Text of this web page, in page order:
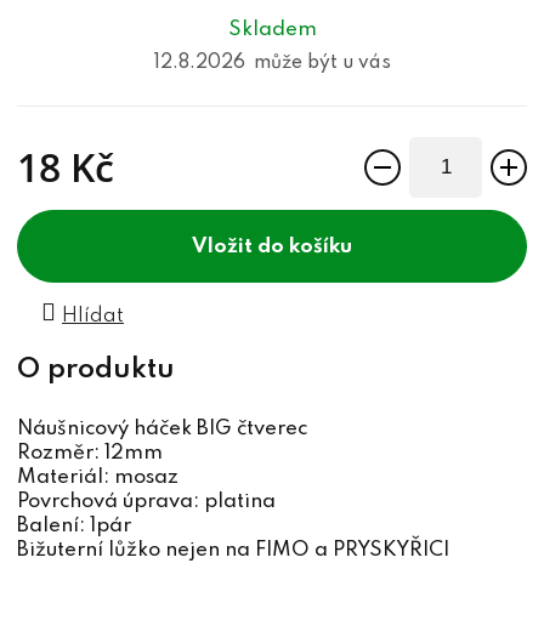
Skladem
12.8.2026
18 Kč
do košíku
Hlídat
Náušnicový háček BIG čtverec
Rozměr: 12mm
Materiál: mosaz
Povrchová úprava: platina
Balení: 1pár
Bižuterní lůžko nejen na FIMO a PRYSKYŘICI